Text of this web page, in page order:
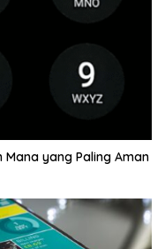
Mana yang Paling Aman